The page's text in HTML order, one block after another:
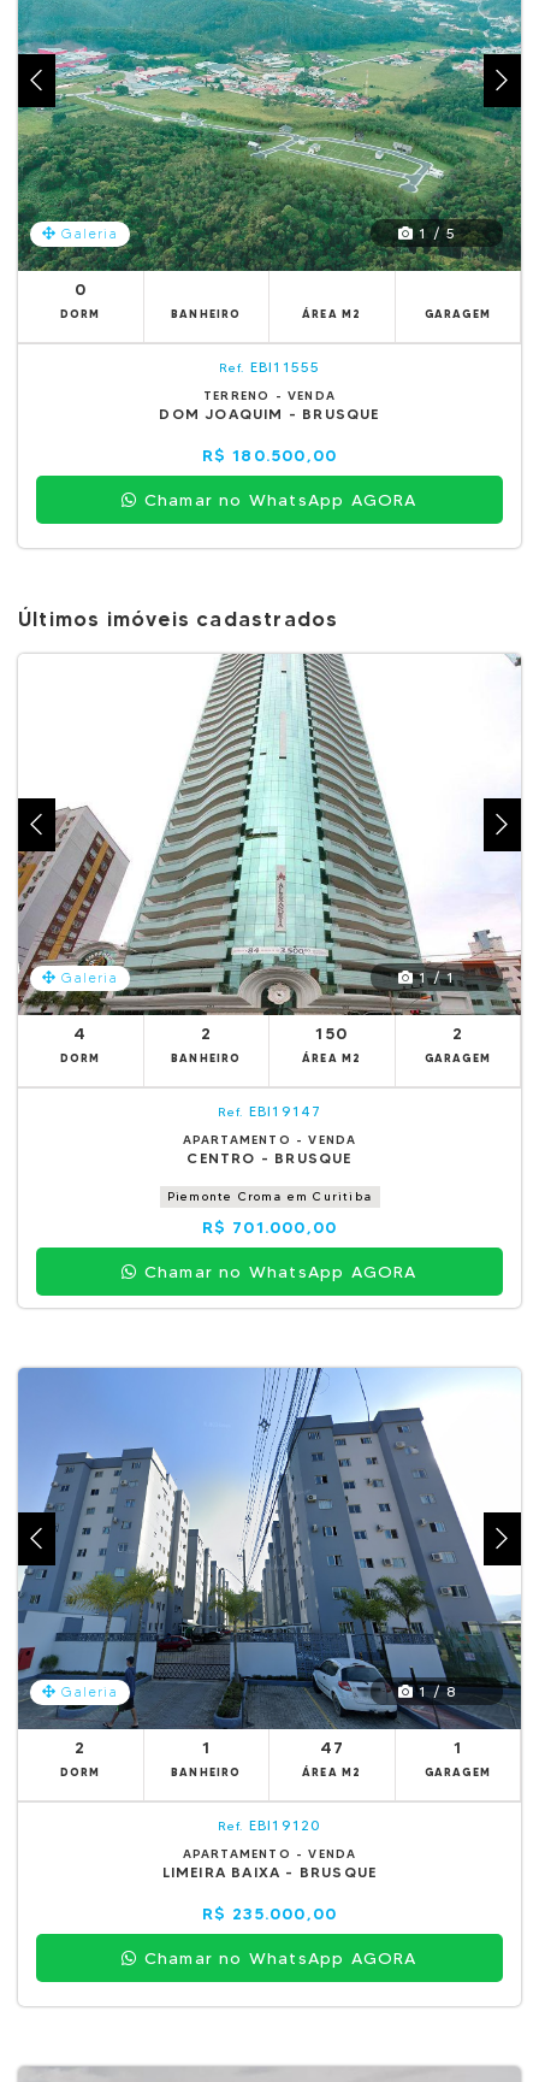
Galeria 1 / 5
0
DORM BANHEIRO ÁREA M2 GARAGEM
Ref. EBI11555
TERRENO - VENDA
DOM JOAQUIM - BRUSQUE
R$ 180.500,00
Chamar no WhatsApp AGORA
Últimos imóveis cadastrados
Galeria 1 / 1
4
DORM
2
BANHEIRO
150
ÁREA M2
2
GARAGEM
Ref. EBI19147
APARTAMENTO - VENDA
CENTRO - BRUSQUE
Piemonte Croma em Curitiba
R$ 701.000,00
Chamar no WhatsApp AGORA
Galeria 1 / 8
2
DORM
1
BANHEIRO
47
ÁREA M2
1
GARAGEM
Ref. EBI19120
APARTAMENTO - VENDA
LIMEIRA BAIXA - BRUSQUE
R$ 235.000,00
Chamar no WhatsApp AGORA